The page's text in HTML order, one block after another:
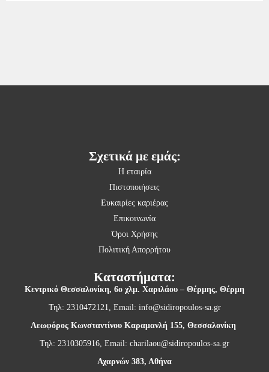
Σχετικά με εμάς:
Η εταιρία
Πιστοποιήσεις
Ευκαιρίες καριέρας
Επικοινωνία
Όροι Χρήσης
Πολιτική Απορρήτου
Καταστήματα:
Κεντρικό Θεσσαλονίκη, 6ο χλμ. Χαριλάου – Θέρμης, Θέρμη
Τηλ: 2310472121, Email: info@sidiropoulos-sa.gr
Λεωφόρος Κωνσταντίνου Καραμανλή 155, Θεσσαλονίκη
Τηλ: 2310305916, Email: charilaou@sidiropoulos-sa.gr
Αχαρνών 383, Αθήνα